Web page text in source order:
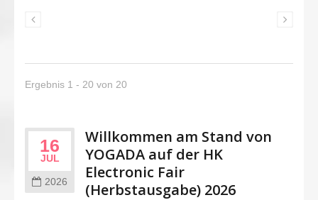
Ergebnis 1 - 20 von 20
16
JUL
2026
Willkommen am Stand von
YOGADA auf der HK
Electronic Fair
(Herbstausgabe) 2026